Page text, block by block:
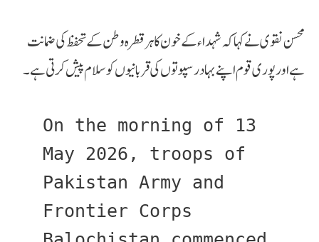
محسن نقوی نے کہا کہ شہداء کے خون کا ہر قطرہ وطن کے تحفظ کی ضمانت
ہے اور پوری قوم اپنے بہادر سپوتوں کی قربانیوں کو سلام پیش کرتی ہے۔
On the morning of 13
May 2026, troops of
Pakistan Army and
Frontier Corps